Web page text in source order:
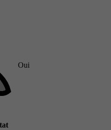
Oui